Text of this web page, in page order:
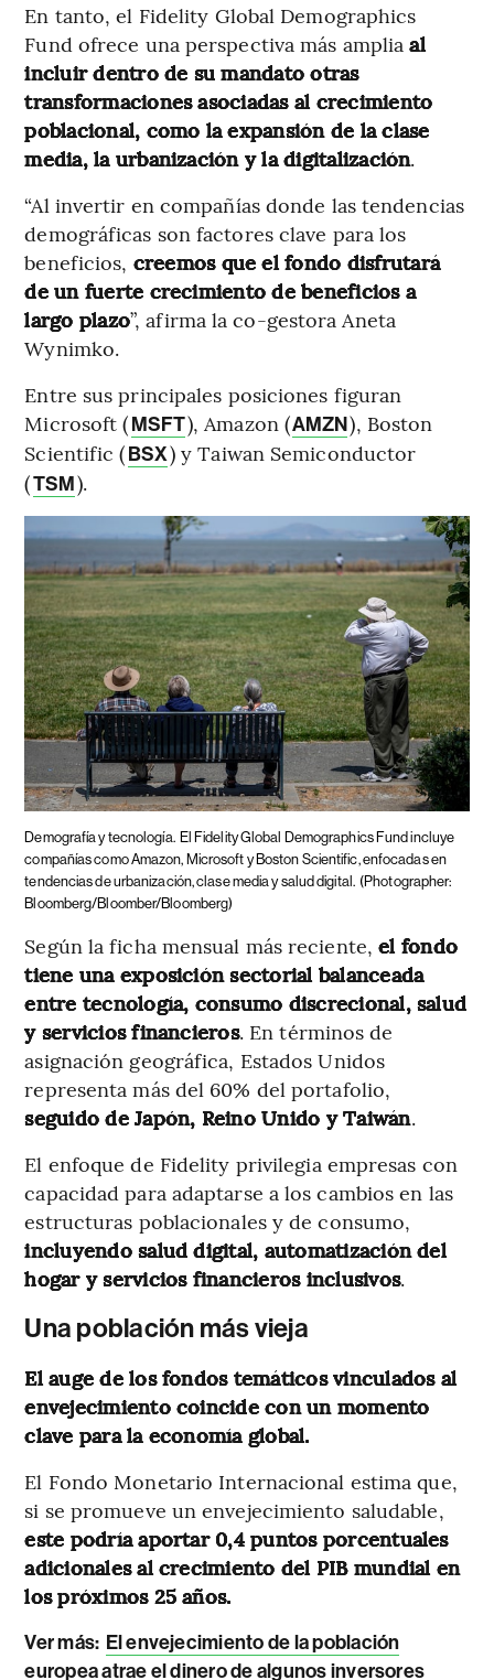
En tanto, el Fidelity Global Demographics
Fund ofrece una perspectiva más ampliaal
incluir dentro de su mandato otras
transformaciones asociadas al crecimiento
poblacional, como la expansión de la clase
media, la urbanización y la digitalización.
“Al invertir en compañías donde las tendencias
demográficas son factores clave para los
beneficios, creemos que el fondo disfrutará
de un fuerte crecimiento de beneficios a
largo plazo”, afirma la co-gestora Aneta
Wynimko.
Entre sus principales posiciones figuran
Microsoft (MSFT), Amazon (AMZN), Boston
Scientific (BSX) y Taiwan Semiconductor
(TSM).
Demografía y tecnología. El Fidelity Global Demographics Fund incluye
compañías como Amazon, Microsoft y Boston Scientific, enfocadas en
tendencias de urbanización, clase media y salud digital. (Photographer:
Bloomberg/Bloomber/Bloomberg)
Según la ficha mensual más reciente,el fondo
tiene una exposición sectorial balanceada
entre tecnología, consumo discrecional, salud
y servicios financieros. En términos de
asignación geográfica, Estados Unidos
representa más del 60% del portafolio,
seguido de Japón, Reino Unido y Taiwán.
El enfoque de Fidelity privilegia empresas con
capacidad para adaptarse a los cambios en las
estructuras poblacionales y de consumo,
incluyendo salud digital, automatización del
hogar y servicios financieros inclusivos.
Una población más vieja
El auge de los fondos temáticos vinculados al
envejecimiento coincide con un momento
clave para la economía global.
El Fondo Monetario Internacional estima que,
si se promueve un envejecimiento saludable,
este podría aportar 0,4 puntos porcentuales
adicionales al crecimiento del PIB mundial en
los próximos 25 años.
Ver más: El envejecimiento de la población
europea atrae el dinero de algunos inversores